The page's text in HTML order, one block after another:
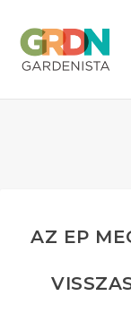
AZ EP